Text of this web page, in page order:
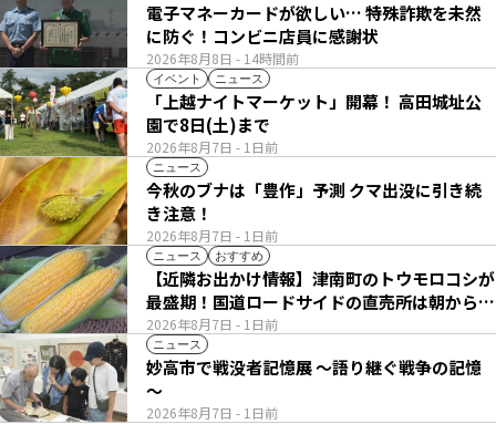
2026年8月8日 - 14時間前
電子マネーカードが欲しい… 特殊詐欺を未然
に防ぐ！コンビニ店員に感謝状
イベント ニュース
2026年8月7日 - 1日前
「上越ナイトマーケット」開幕！ 高田城址公
園で8日(土)まで
ニュース
2026年8月7日 - 1日前
今秋のブナは「豊作」予測 クマ出没に引き続
き注意！
ニュース おすすめ
2026年8月7日 - 1日前
【近隣お出かけ情報】津南町のトウモロコシが
最盛期！国道ロードサイドの直売所は朝から長
い列
ニュース
2026年8月7日 - 1日前
妙高市で戦没者記憶展 ～語り継ぐ戦争の記憶
～